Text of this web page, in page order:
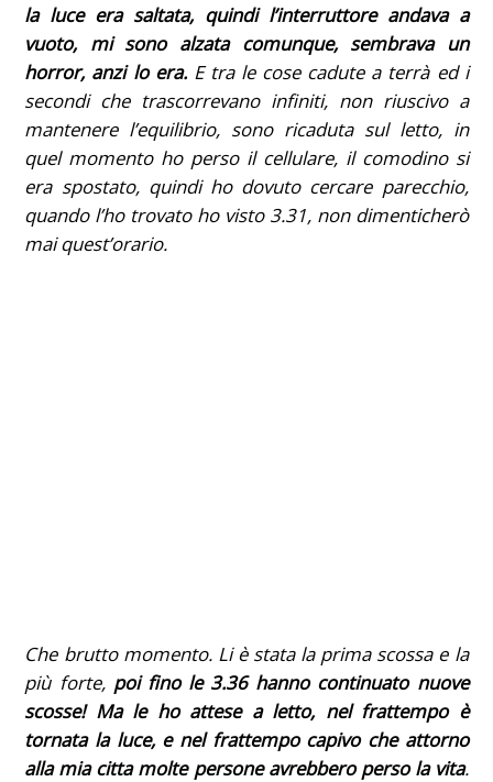
la luce era saltata, quindi l’interruttore andava a
vuoto, mi sono alzata comunque, sembrava un
horror, anzi lo era.E tra le cose cadute a terrà ed i
secondi che trascorrevano infiniti, non riuscivo a
mantenere l’equilibrio, sono ricaduta sul letto, in
quel momento ho perso il cellulare, il comodino si
era spostato, quindi ho dovuto cercare parecchio,
quando l’ho trovato ho visto 3.31, non dimenticherò
mai quest’orario.
Che brutto momento. Li è stata la prima scossa e la
più forte, poi fino le 3.36 hanno continuato nuove
scosse! Ma le ho attese a letto, nel frattempo è
tornata la luce, e nel frattempo capivo che attorno
alla mia citta molte persone avrebbero perso la vita.